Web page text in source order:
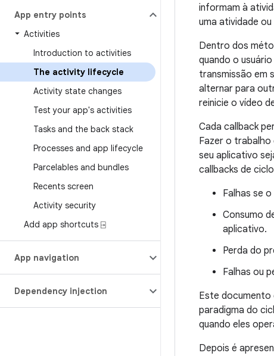
App entry points
Activities
Introduction to activities
The activity lifecycle
Activity state changes
Test your app's activities
Tasks and the back stack
Processes and app lifecycle
Parcelables and bundles
Recents screen
Activity security
Add app shortcuts ⍈
App navigation
Dependency injection
informam à
uma atividade
Dentro dos
quando o
transmissão em
alternar para
reinicie o vídeo
Cada callback
Fazer o
seu aplicativo
callbacks de
Falhas se
Consumo
aplicativo.
Perda do
Falhas ou
Este documento
paradigma do
quando eles
Depois é